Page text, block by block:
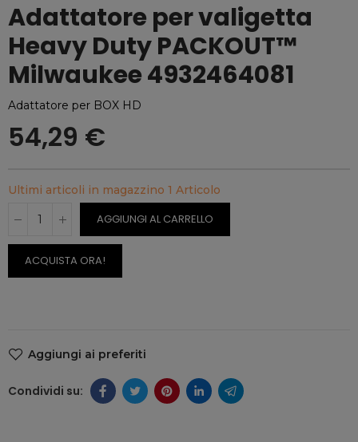
Adattatore per valigetta
Heavy Duty PACKOUT™
Milwaukee 4932464081
Adattatore per BOX HD
54,29 €
Ultimi articoli in magazzino 1 Articolo
AGGIUNGI AL CARRELLO
ACQUISTA ORA!
Aggiungi ai preferiti